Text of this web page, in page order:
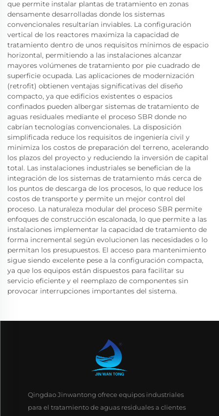
que permite instalar plantas de tratamiento en zonas
densamente desarrolladas donde los sistemas
convencionales resultarían inviables. La configuración
vertical de los reactores maximiza la capacidad de
tratamiento dentro de unos requisitos mínimos de espacio
horizontal, permitiendo a las instalaciones alcanzar
mayores volúmenes de tratamiento por pie cuadrado de
superficie ocupada. Las aplicaciones de modernización
(retrofit) obtienen ventajas significativas del diseño
compacto, ya que edificios existentes o espacios
confinados pueden albergar sistemas de tratamiento de
aguas residuales mediante el proceso SBR donde no
cabrían tecnologías convencionales. La disposición
simplificada reduce los requisitos de ingeniería civil y
minimiza los costos de preparación del terreno, acelerando
los plazos del proyecto y reduciendo la inversión de capital
total. Las instalaciones industriales se benefician de la
integración de los sistemas de tratamiento más cerca de
los puntos de descarga de los procesos, lo que reduce los
costos de transporte y permite un mejor control del
proceso. La naturaleza modular del proceso SBR permite
enfoques de construcción escalonada, lo que permite a las
instalaciones implementar la capacidad de tratamiento de
forma incremental según evolucionen las necesidades o lo
permitan los presupuestos. El acceso para mantenimiento
sigue siendo excelente pese a la configuración compacta,
ya que los equipos están dispuestos para facilitar su
servicio eficiente y el reemplazo de componentes sin
provocar interrupciones importantes del sistema.
Qingdao Jinwantong ofrece equipos industriales
para el tratamiento de aguas residuales a clientes